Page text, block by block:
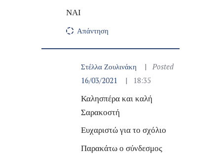
ΝΑΙ
Απάντηση
Στέλλα Ζουλινάκη
Posted
16/03/2021
18:35
Καλησπέρα και καλή
Σαρακοστή
Ευχαριστώ για το σχόλιο
Παρακάτω ο σύνδεσμος